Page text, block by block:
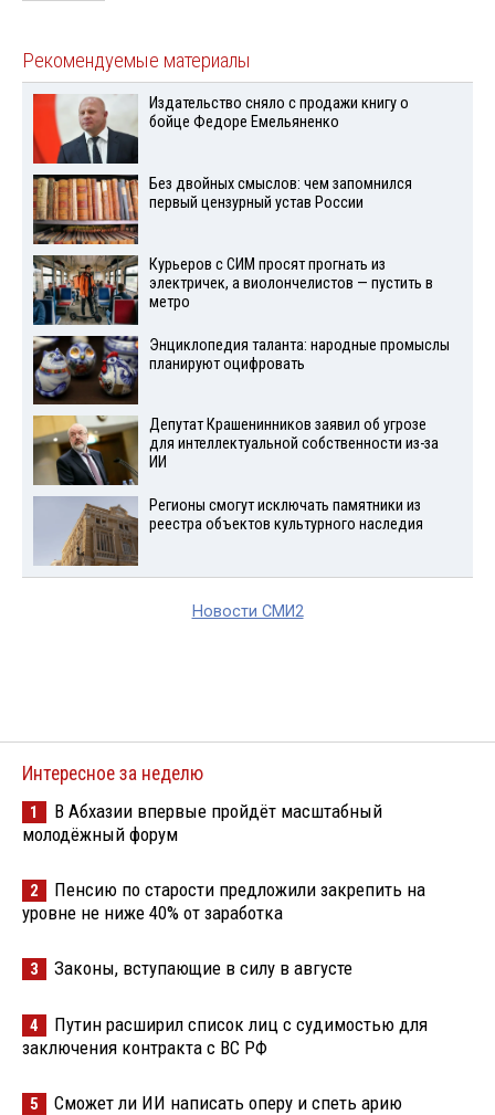
Рекомендуемые материалы
Издательство сняло с продажи книгу о
бойце Федоре Емельяненко
Без двойных смыслов: чем запомнился
первый цензурный устав России
Курьеров с СИМ просят прогнать из
электричек, а виолончелистов — пустить в
метро
Энциклопедия таланта: народные промыслы
планируют оцифровать
Депутат Крашенинников заявил об угрозе
для интеллектуальной собственности из-за
ИИ
Регионы смогут исключать памятники из
реестра объектов культурного наследия
Новости СМИ2
Интересное за неделю
1
В Абхазии впервые пройдёт масштабный
молодёжный форум
2
Пенсию по старости предложили закрепить на
уровне не ниже 40% от заработка
3 Законы, вступающие в силу в августе
4
Путин расширил список лиц с судимостью для
заключения контракта с ВС РФ
5 Сможет ли ИИ написать оперу и спеть арию